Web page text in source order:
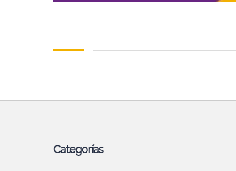
Categorías